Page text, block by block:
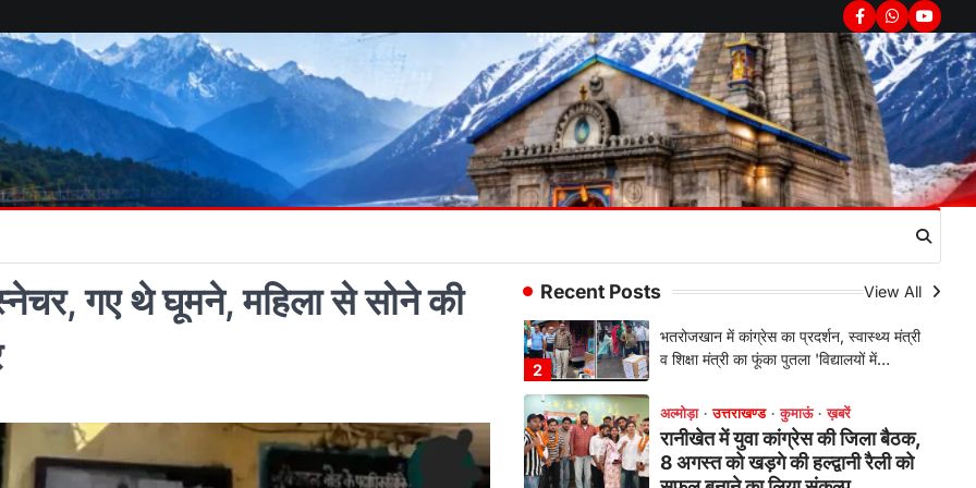
Facebook
Whatsapp
गए थे घूमने, महिला से सोने की
Recent Posts View All
2
Admin August 6, 2026
भतरोजखान में कांग्रेस का प्रदर्शन, स्वास्थ्य मंत्री
व शिक्षा मंत्री का फूंका पुतला 'विद्यालयों में…
3
अल्मोड़ा उत्तराखण्ड कुमाऊं ख़बरें
रानीखेत में युवा कांग्रेस की जिला बैठक,
8 अगस्त को खड़गे की हल्द्वानी रैली को
संगठन विस्तार के तहत कई नई नियुक्तियां, बूथ
अल्मोड़ा उत्तराखण्ड कुमाऊं ख़बरें
लोगों ने लिया लाभ, 191 में से 182
शिकायतों का मौके पर हुआ निस्तारण
Admin August 5, 2026